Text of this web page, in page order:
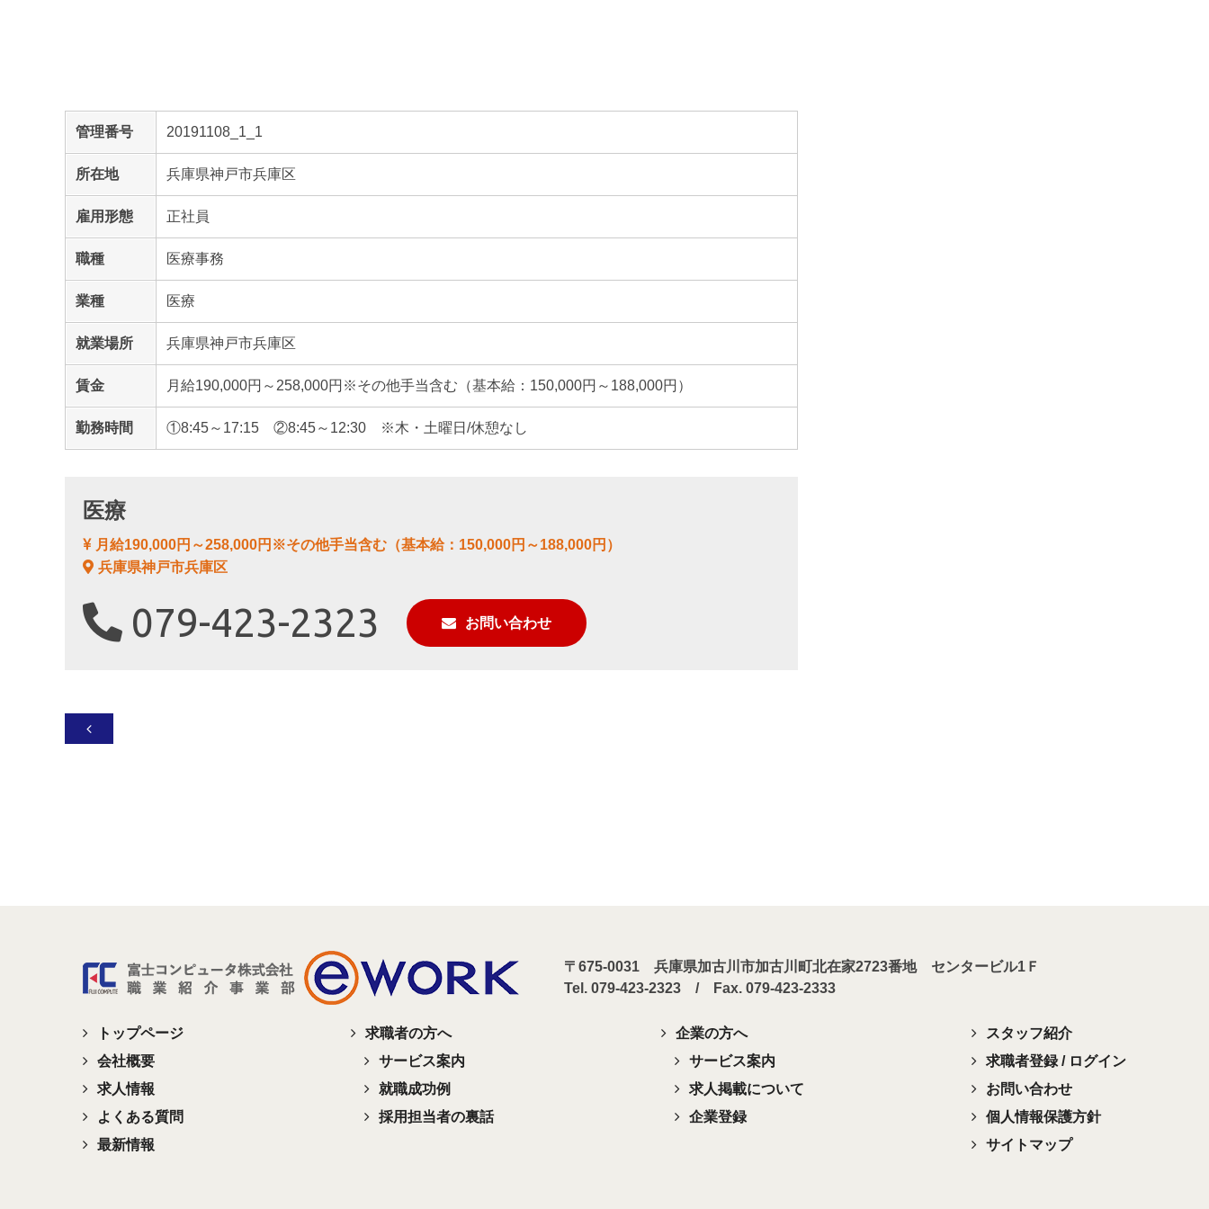
管理番号 20191108_1_1
所在地 兵庫県神戸市兵庫区
雇用形態 正社員
職種 医療事務
業種 医療
就業場所 兵庫県神戸市兵庫区
賃金 月給190,000円～258,000円※その他手当含む（基本給：150,000円～188,000円）
勤務時間 ①8:45～17:15 ②8:45～12:30 ※木・土曜日/休憩なし
医療
月給190,000円～258,000円※その他手当含む（基本給：150,000円～188,000円）
兵庫県神戸市兵庫区
079-423-2323 お問い合わせ

〒675-0031 兵庫県加古川市加古川町北在家2723番地 センタービル1Ｆ
Tel. 079-423-2323 / Fax. 079-423-2333
トップページ
会社概要
求人情報
よくある質問
最新情報
求職者の方へ
サービス案内
就職成功例
採用担当者の裏話
企業の方へ
サービス案内
求人掲載について
企業登録
スタッフ紹介
求職者登録 / ログイン
お問い合わせ
個人情報保護方針
サイトマップ